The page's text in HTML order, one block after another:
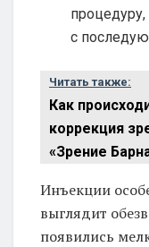
с
Читать также:
Как
коррекция
«Зрение
Инъекции
выглядит
появились